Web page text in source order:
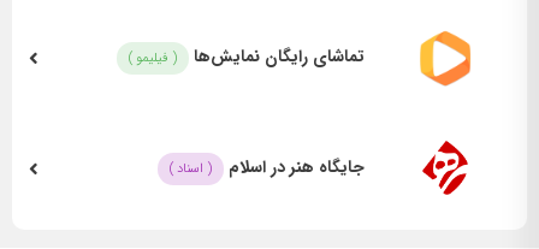
بازیگران:
– علی خردمند
– محسن تقی زاده
– مهدی فرخی
– علی اکبرحاجی شمس
تماشای رایگان نمایش‌ها ( فیلیمو )
جایگاه هنر در اسلام ( اسناد )